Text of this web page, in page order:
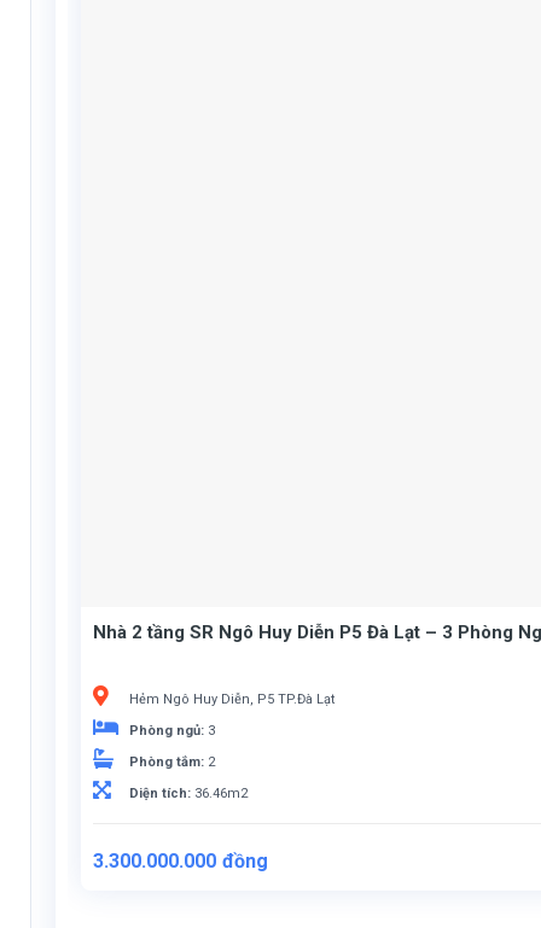
Nhà 2 tầng SR Ngô Huy Diễn P5 Đà Lạt – 3 Phòng
Hẻm Ngô Huy Diễn, P5 TP.Đà Lạt
Phòng ngủ: 3
Phòng tắm: 2
Diện tích: 36.46m2
3.300.000.000 đồng